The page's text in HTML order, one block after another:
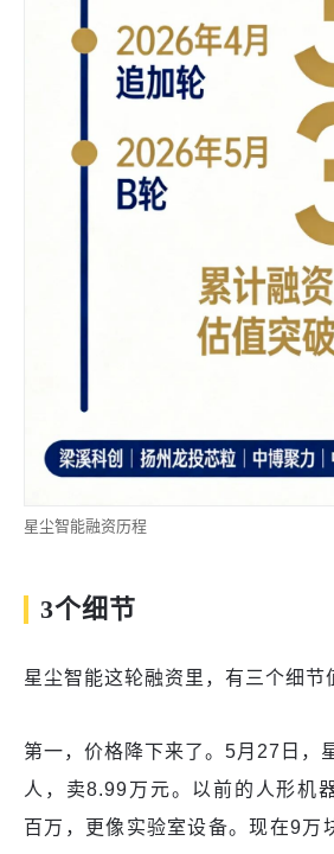
星尘智能融资历程
3个细节
星尘智能这轮融资里，有三个细节
第一，价格降下来了。5月27日，
人，卖8.99万元。以前的人形机
百万，更像实验室设备。现在9万